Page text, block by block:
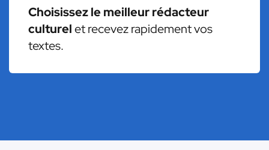
Choisissez le meilleur rédacteur
culturelet recevez rapidement vos
textes.